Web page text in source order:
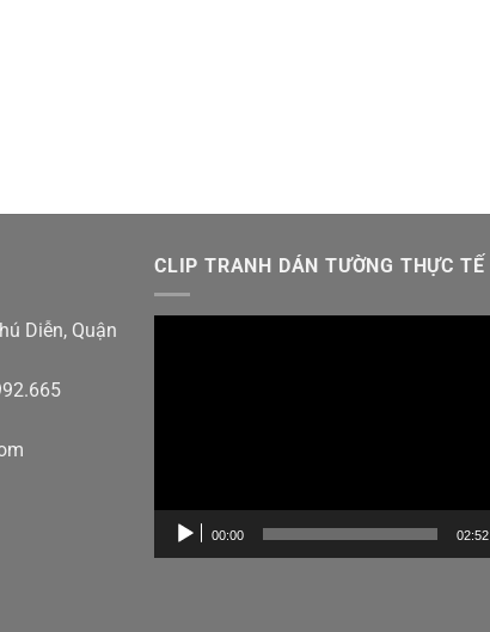
Diễn, Quận
CLIP TRANH DÁN TƯỜNG THỰC TẾ
00:00 02:52